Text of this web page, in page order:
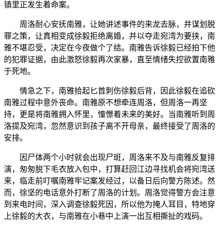
镇里正发生着命案。
周洛耐心安抚南雅，让她讲述事件的来龙去脉，并谋划脱
罪之策，让真相变成徐毅拒绝离婚，并以夺走宛湾为要挟，南
雅不堪忍受，决定在今夜做个了结。南雅告诉徐毅已经拍下他
的犯罪证据，由此激怒徐毅再次家暴，直至情绪失控欲置南雅
于死地。
情急之下，南雅拾起匕首刺伤徐毅后背，因此徐毅在追砍
南雅过程中意外丧命。南雅原不想牵连周洛，但周洛一再坚
持，更是将南雅拥入怀里，憧憬着未来的美好。当南雅听到周
洛提及宛湾，忽然意识到孩子离不开母亲，最终接受了周洛的
安排。
因尸体两个小时就会出现尸斑，周洛来不及与南雅反复排
演，匆匆脱下毛衣放入包中，打算赶回江边寻找机会将宛湾送
来，临走前叮嘱南雅牢记案发经过，以备日后向警方陈述。然
而，徐坚的电话意外打断了周洛的计划。周洛觉得警方会注意
到来电时间，深入调查徐毅死因，所以他为掩人耳目，特地穿
上徐毅的大衣，与南雅在小巷中上演一出互相撕扯的戏码。